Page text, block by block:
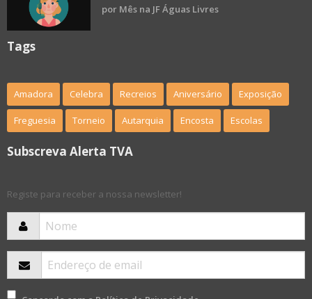
por Mês na JF Águas Livres
Tags
Amadora Celebra Recreios Aniversário Exposição
Freguesia Torneio Autarquia Encosta Escolas
Subscreva Alerta TVA
Registe para receber a nossa newsletter!